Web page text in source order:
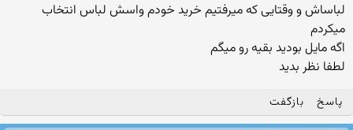
لباساش و وقتایی که میرفتیم خرید خودم واسش لباس انتخاب
میکردم
اگه مایل بودید بقیه رو میگم
لطفا نظر بدید
پاسخ بازگفت